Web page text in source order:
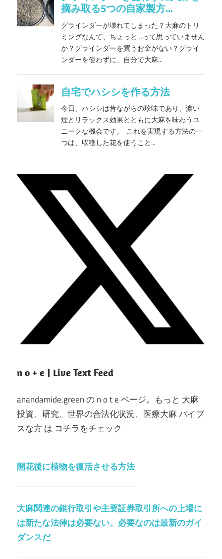
n o + e | Live Text Feed
anandamide.green の n o t e ページ。もっと 大麻
投資、研究、世界の合法化状況、医療大麻 バイブ
スな方 は コチラをチェック
開花後に植物を復活させる方法
大麻関連の銀行取引や主要証券取引所への上場に
は新たな法律は必要ない。必要なのは最新のガイ
ダンスだ